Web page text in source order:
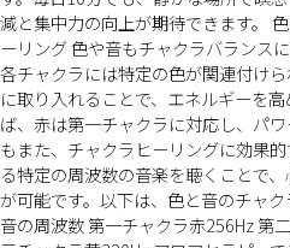
減と集中力の向上が期待できます。
ーリング 色や音もチャクラバランス
各チャクラには特定の色が関連付け
に取り入れることで、エネルギーを
ば、赤は第一チャクラに対応し、パ
もまた、チャクラヒーリングに効果
る特定の周波数の音楽を聴くことで
が可能です。以下は、色と音のチャ
音の周波数 第一チャクラ赤256Hz 第